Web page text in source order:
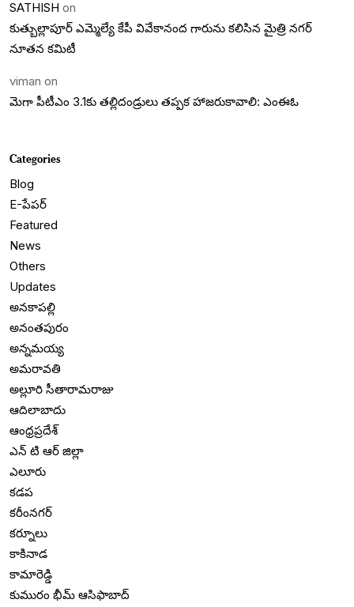
SATHISH on
కుత్బుల్లాపూర్ ఎమ్మెల్యే కేపీ వివేకానంద గారును కలిసిన మైత్రి నగర్
నూతన కమిటీ
viman on
మెగా పీటీఎం 3.1కు తల్లిదండ్రులు తప్పక హాజరుకావాలి: ఎంఈఓ
Categories
Blog
E-పేపర్
Featured
News
Others
Updates
అనకాపల్లి
అనంతపురం
అన్నమయ్య
అమరావతి
అల్లూరి సీతారామరాజు
ఆదిలాబాదు
ఆంధ్రప్రదేశ్
ఎన్ టి ఆర్ జిల్లా
ఎలూరు
కడప
కరీంనగర్
కర్నూలు
కాకినాడ
కామారెడ్డి
కుమురం భీమ్ ఆసిఫాబాద్